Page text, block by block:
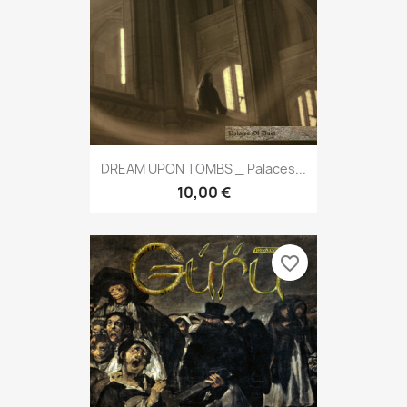
DREAM UPON TOMBS _ Palaces...
10,00 €
favorite_border